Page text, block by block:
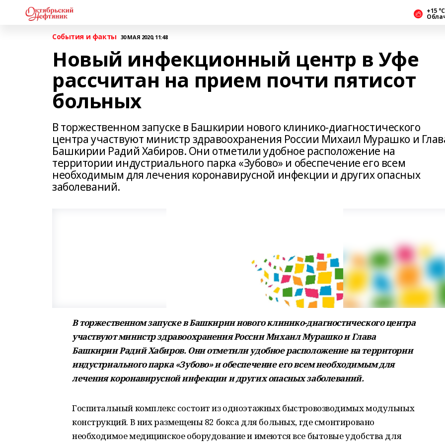
+15 °С
События и факты 30 МАЯ 2020, 11:48
Новый инфекционный центр в Уфе
рассчитан на прием почти пятисот
больных
В торжественном запуске в Башкирии нового клинико-диагностического
центра участвуют министр здравоохранения России Михаил Мурашко и
Башкирии Радий Хабиров. Они отметили удобное расположение на
территории индустриального парка «Зубово» и обеспечение его всем
необходимым для лечения коронавирусной инфекции и других опасных
заболеваний.
В торжественном запуске в Башкирии нового клинико-диагностического центра
участвуют министр здравоохранения России Михаил Мурашко и Глава
Башкирии Радий Хабиров. Они отметили удобное расположение на территории
индустриального парка «Зубово» и обеспечение его всем необходимым для
лечения коронавирусной инфекции и других опасных заболеваний.
Госпитальный комплекс состоит из одноэтажных быстровозводимых модульных
конструкций. В них размещены 82 бокса для больных, где смонтировано
необходимое медицинское оборудование и имеются все бытовые удобства для